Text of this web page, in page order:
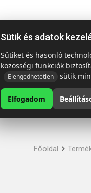
Kezdőlap
Főoldal
Sütik és adatok
Sütiket és hasonló
közösségi funkciók
Elengedhetetlen sütik
Elfogadom